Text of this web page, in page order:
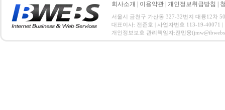
회사소개 이용약관 개인정보취급방침
서울시 금천구 가산동 327-32번지 대륭12차
대표이사: 전준호 | 사업자번호 113-19-40071 |
개인정보보호 관리책임자:전민웅